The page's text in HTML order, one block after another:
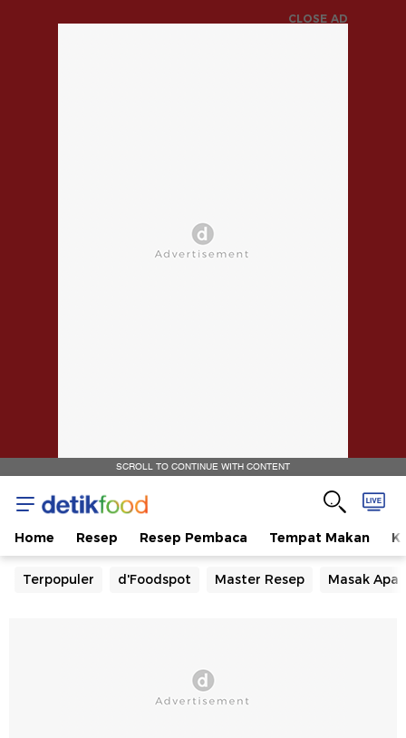
CLOSE AD
SCROLL TO CONTINUE WITH CONTENT
Home Resep Resep Pembaca Tempat Makan
Terpopuler d'Foodspot Master Resep Masak Apa